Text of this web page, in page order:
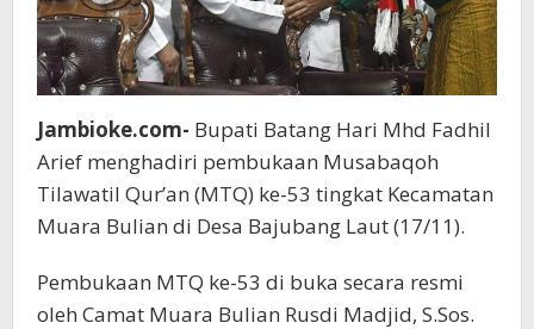
Jambioke.com- Bupati Batang Hari Mhd Fadhil
Arief menghadiri pembukaan Musabaqoh
Tilawatil Qur’an (MTQ) ke-53 tingkat Kecamatan
Muara Bulian di Desa Bajubang Laut (17/11).
Pembukaan MTQ ke-53 di buka secara resmi
oleh Camat Muara Bulian Rusdi Madjid, S.Sos.